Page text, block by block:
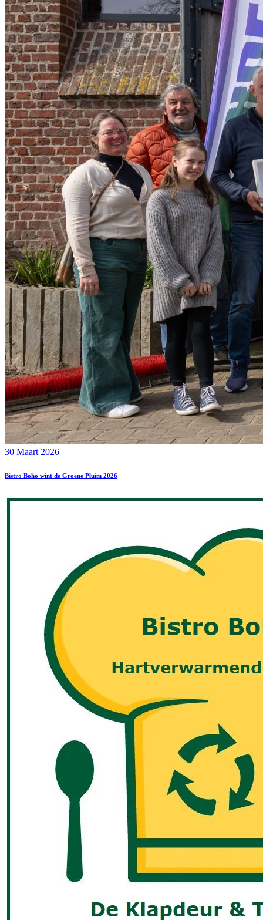
30 Maart 2026
Bistro Boho wint de Groene Pluim 2026